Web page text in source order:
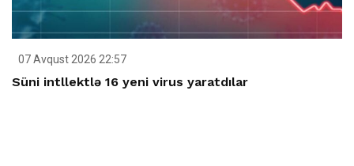
07 Avqust 2026 22:57
Süni intllektlə 16 yeni virus yaratdılar